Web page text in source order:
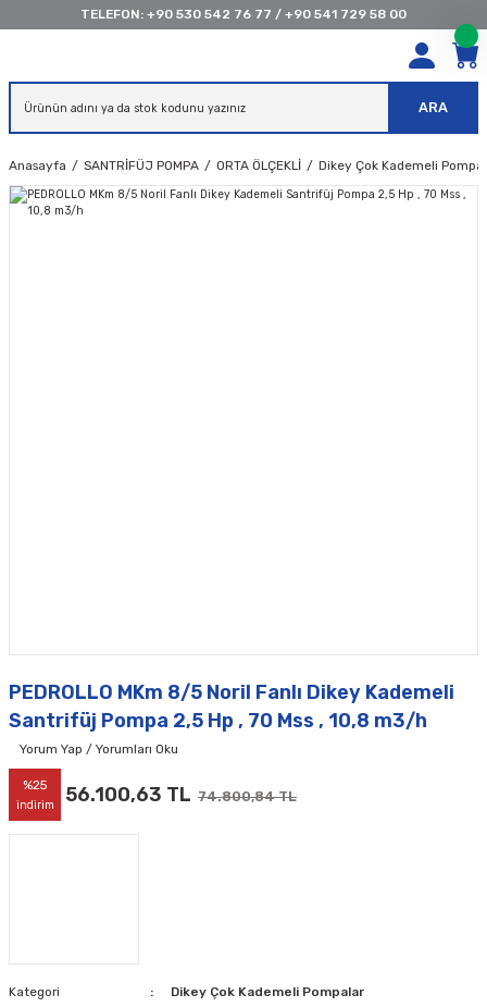
TELEFON: +90 530 542 76 77 / +90 541 729 58 00
ARA
Anasayfa SANTRİFÜJ POMPA ORTA ÖLÇEKLİ Dikey Çok Kademeli
PEDROLLO MKm 8/5 Noril Fanlı Dikey Kademeli
Santrifüj Pompa 2,5 Hp , 70 Mss , 10,8 m3/h
Yorum Yap / Yorumları Oku
%25
indirim 56.100,63 TL 74.800,84 TL
Kategori
Dikey Çok Kademeli Pompalar